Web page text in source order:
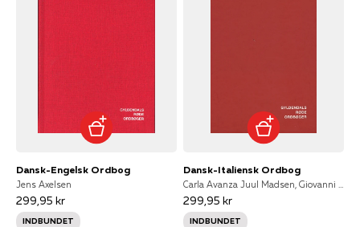
Dansk-Engelsk Ordbog
Jens Axelsen
299,95 kr
INDBUNDET
Dansk-Italiensk Ordbog
299,95 kr
INDBUNDET